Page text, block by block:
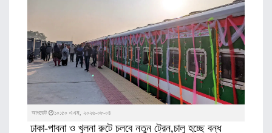
আপডেট ১০:৫০ এএম, ২০২৬-০৮-০৪
ঢাকা-পাবনা ও খুলনা রুটে চলবে নতুন ট্রেন,চালু হচ্ছে বন্ধ